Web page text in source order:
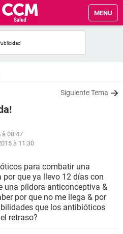
MENU
Siguiente Tema
à 08:47
à 11:30
para combatir una
que ya llevo 12 días con
una píldora anticonceptiva &
por que no me llega & por
que los antibióticos
retraso?